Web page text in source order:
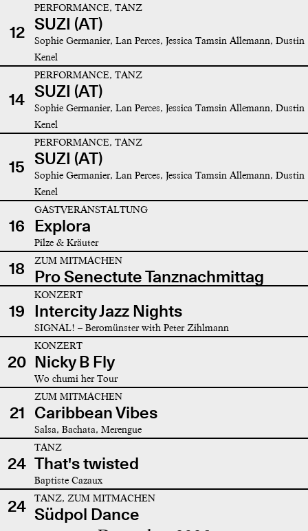
12
PERFORMANCE, TANZ
SUZI (AT)
Sophie Germanier, Lan Perces, Jessica Tamsin Allemann, Dustin
Kenel
14
PERFORMANCE, TANZ
SUZI (AT)
Sophie Germanier, Lan Perces, Jessica Tamsin Allemann, Dustin
Kenel
15
PERFORMANCE, TANZ
SUZI (AT)
Sophie Germanier, Lan Perces, Jessica Tamsin Allemann, Dustin
Kenel
16
GASTVERANSTALTUNG
Explora
Pilze & Kräuter
18 ZUM MITMACHEN
Pro Senectute Tanznachmittag
19
KONZERT
Intercity Jazz Nights
SIGNAL! – Beromünster with Peter Zihlmann
20
KONZERT
Nicky B Fly
Wo chumi her Tour
21
ZUM MITMACHEN
Caribbean Vibes
Salsa, Bachata, Merengue
24
TANZ
That's twisted
Baptiste Cazaux
24 TANZ, ZUM MITMACHEN
Südpol Dance